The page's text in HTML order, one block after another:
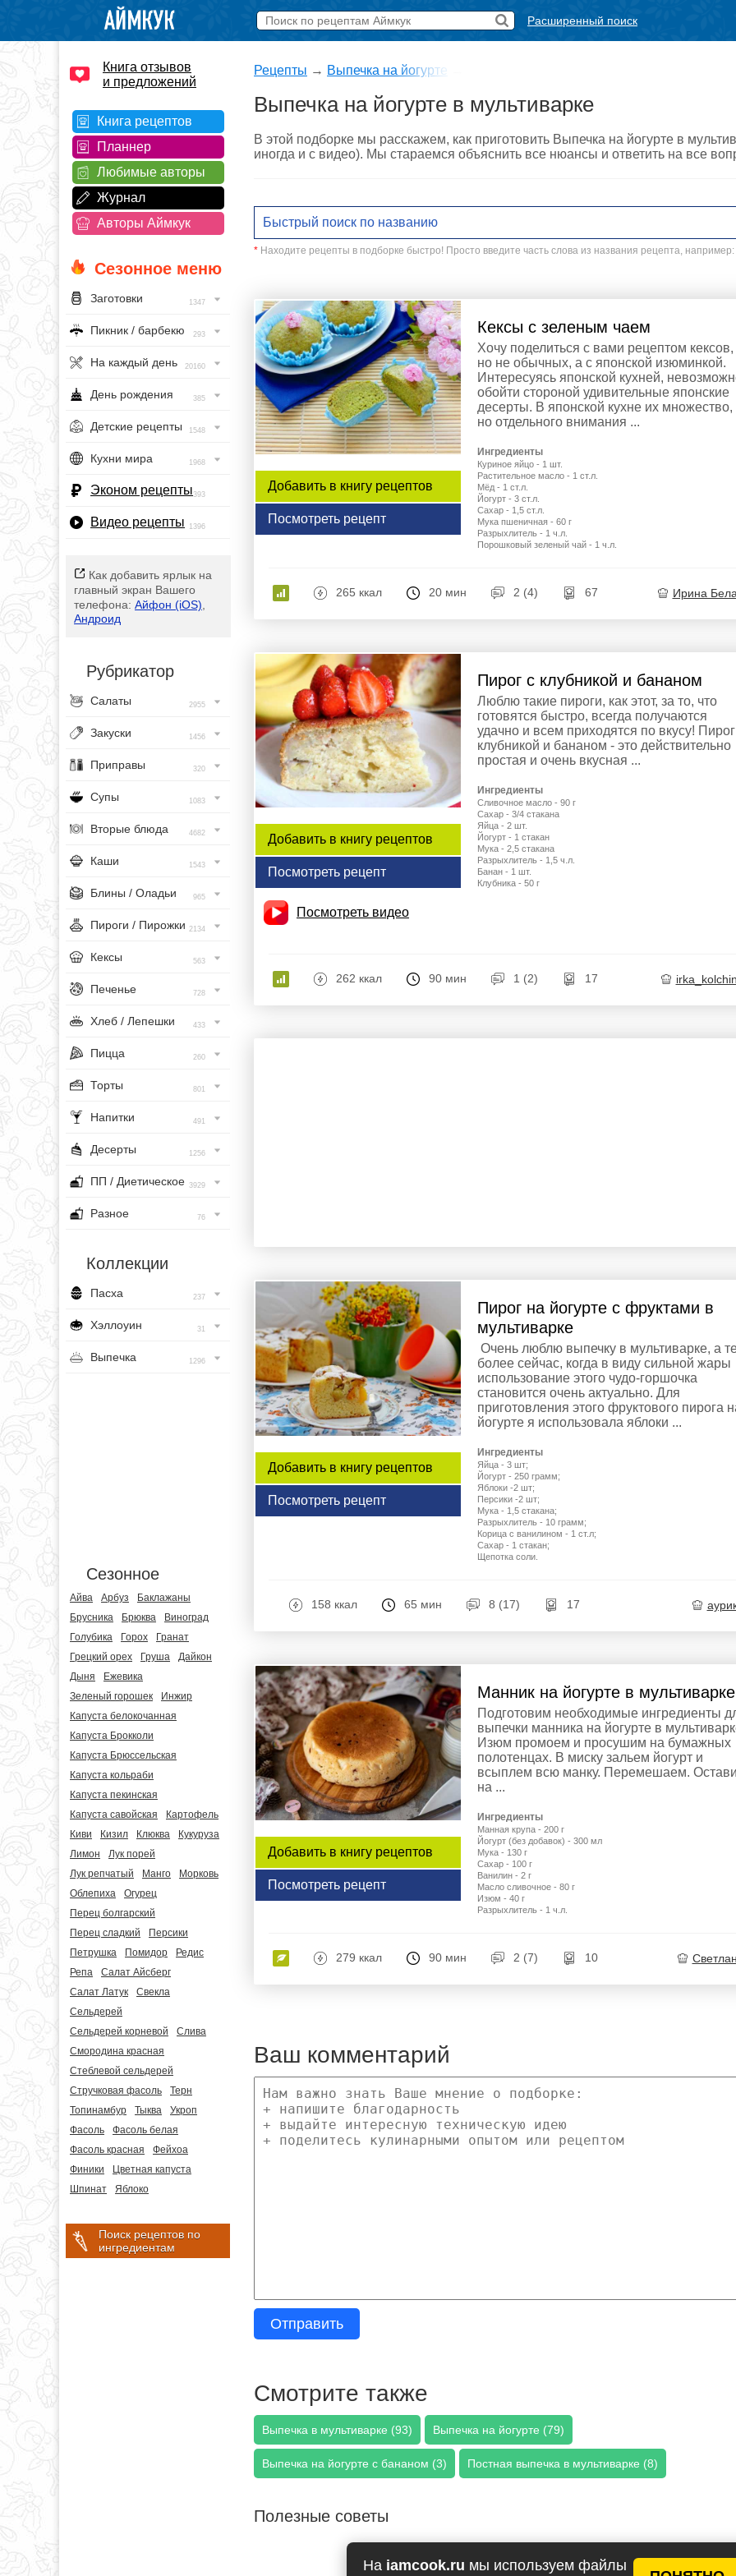
На iamcook.ru мы используем файлы
Расширенный поиск
Книга отзывов
и предложений
Книга рецептов
Планнер
Любимые авторы
Журнал
Авторы Аймкук
Сезонное меню
Заготовки 1347
Пикник / барбекю 293
На каждый день 20160
День рождения 385
Детские рецепты 1548
Кухни мира 1968
Эконом рецепты393
Видео рецепты 1396
Как добавить ярлык на
главный экран Вашего
телефона: Айфон (iOS)
Андроид
Рубрикатор
Салаты 2955
Закуски 1456
Приправы 320
Супы 1083
Вторые блюда 4682
Каши 1543
Блины / Оладьи 965
Пироги / Пирожки 2134
Кексы 563
Печенье 728
Хлеб / Лепешки 433
Пицца 260
Торты 801
Напитки 491
Десерты 1256
ПП / Диетическое 3929
Разное 76
Коллекции
Пасха 237
Хэллоуин 31
Выпечка 1296
Сезонное
Айва Арбуз
Баклажаны
Брусника
Брюква
Виноград
Голубика
Горох
Гранат
Грецкий орех
Груша
Дайкон
Дыня
Ежевика
Зеленый горошек
Инжир
Капуста белокочанная
Капуста Брокколи
Капуста Брюссельская
Капуста кольраби
Капуста пекинская
Капуста савойская
Картофель
Киви
Кизил Клюква
Кукуруза
Лимон
Лук порей
Лук репчатый
Манго
Морковь
Облепиха
Огурец
Перец болгарский
Перец сладкий
Персики
Петрушка
Помидор
Редис
Репа
Салат Айсберг
Салат Латук
Свекла
Сельдерей
Сельдерей корневой
Слива
Смородина красная
Стеблевой сельдерей
Стручковая фасоль
Терн
Топинамбур
Тыква
Укроп
Фасоль
Фасоль белая
Фасоль красная
Фейхоа
Финики
Цветная капуста
Шпинат
Яблоко
Поиск рецептов по
ингредиентам
Рецепты → Выпечка на йогурте
Выпечка на йогурте в мультиварке
В этой подборке мы расскажем, как приготовить Выпечка на йогурте в
иногда и с видео). Мы стараемся объяснить все нюансы и ответить на все
* Находите рецепты в подборке быстро! Просто введите часть слова из названия рецепта, например:
Добавить в книгу рецептов
Посмотреть рецепт
Кексы с зеленым чаем
Хочу поделиться с вами рецептом кексов,
но не обычных, а с японской изюминкой.
Интересуясь японской кухней,
обойти стороной удивительные японские
десерты. В японской кухне их множество,
но отдельного внимания ...
Ингредиенты
Куриное яйцо - 1 шт.
Растительное масло - 1 ст.л.
Мёд - 1 ст.л.
Йогурт - 3 ст.л.
Сахар - 1,5 ст.л.
Мука пшеничная - 60 г
Разрыхлитель - 1 ч.л.
Порошковый зеленый чай - 1 ч.л.
265 ккал 20 мин 2 (4) 67 Ирина
Добавить в книгу рецептов
Посмотреть рецепт
Посмотреть видео
Пирог с клубникой и бананом
Люблю такие пироги, как этот, за то, что
готовятся быстро, всегда получаются
удачно и всем приходятся по вкусу!
клубникой и бананом - это действительно
простая и очень вкусная ...
Ингредиенты
Сливочное масло - 90 г
Сахар - 3/4 стакана
Яйца - 2 шт.
Йогурт - 1 стакан
Мука - 2,5 стакана
Разрыхлитель - 1,5 ч.л.
Банан - 1 шт.
Клубника - 50 г
262 ккал 90 мин 1 (2) 17
Добавить в книгу рецептов
Посмотреть рецепт
Пирог на йогурте с фруктами в
мультиварке
Очень люблю выпечку в мультиварке, а
более сейчас, когда в виду сильной жары
использование этого чудо-горшочка
становится очень актуально. Для
приготовления этого фруктового пирога
йогурте я использовала яблоки ...
Ингредиенты
Яйца - 3 шт;
Йогурт - 250 грамм;
Яблоки -2 шт;
Персики -2 шт;
Мука - 1,5 стакана;
Разрыхлитель - 10 грамм;
Корица с ванилином - 1 ст.л;
Сахар - 1 стакан;
Щепотка соли.
158 ккал 65 мин 8 (17) 17
Добавить в книгу рецептов
Посмотреть рецепт
Манник на йогурте в мультиварке
Подготовим необходимые ингредиенты
выпечки манника на йогурте в
Изюм промоем и просушим на бумажных
полотенцах. В миску зальем йогурт и
всыплем всю манку. Перемешаем.
на ...
Ингредиенты
Манная крупа - 200 г
Йогурт (без добавок) - 300 мл
Мука - 130 г
Сахар - 100 г
Ванилин - 2 г
Масло сливочное - 80 г
Изюм - 40 г
Разрыхлитель - 1 ч.л.
279 ккал 90 мин 2 (7) 10
Ваш комментарий
Отправить
Смотрите также
Выпечка в мультиварке (93) Выпечка на йогурте (79)
Выпечка на йогурте с бананом (3) Постная выпечка в мультиварке (8)
Полезные советы